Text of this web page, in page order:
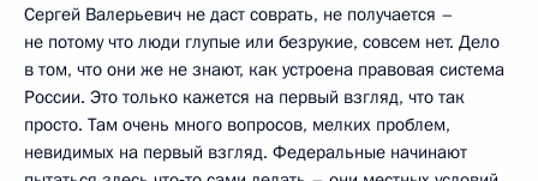
Сергей Валерьевич не даст соврать, не получается –
не потому что люди глупые или безрукие, совсем нет. Дело
в том, что они же не знают, как устроена правовая система
России. Это только кажется на первый взгляд, что так
просто. Там очень много вопросов, мелких проблем,
невидимых на первый взгляд. Федеральные начинают